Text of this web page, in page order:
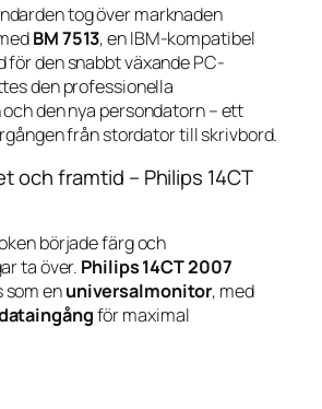
tog över marknaden
BM 7513, en IBM-kompatibel
för den snabbt växande PC-
den professionella
den nya persondatorn – ett
från stordator till skrivbord.
och framtid – Philips 14CT
började färg och
ta över. Philips 14CT 2007
som enuniversalmonitor, med
för maximal